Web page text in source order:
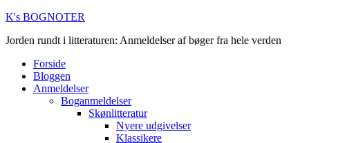
K's BOGNOTER
Jorden rundt i litteraturen: Anmeldelser af bøger fra hele verden
Forside
Bloggen
Anmeldelser
Boganmeldelser
Skønlitteratur
Nyere udgivelser
Klassikere